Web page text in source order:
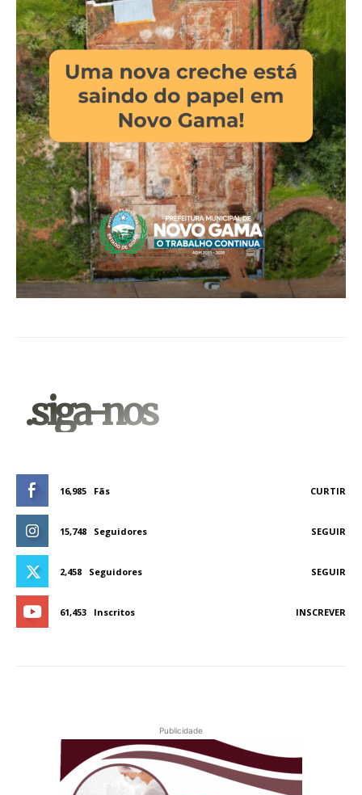
.siga-nos
16,985 Fãs CURTIR
15,748 Seguidores SEGUIR
2,458 Seguidores SEGUIR
61,453 Inscritos INSCREVER
Publicidade